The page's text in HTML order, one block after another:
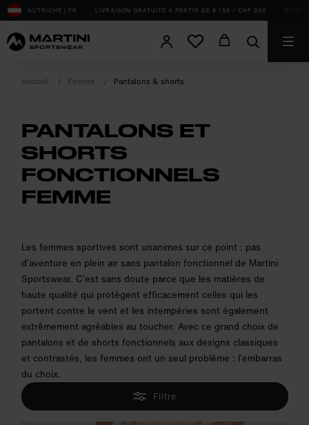
sr.Table Of Content
AUTRICHE | FR LIVRAISON GRATUITE À PARTIR DE € 150 / CHF 200
Accueil Femme Pantalons & shorts
PANTALONS ET
SHORTS
FONCTIONNELS
FEMME
Les femmes sportives sont unanimes sur ce point : pas
d’aventure en plein air sans pantalon fonctionnel de Martini
Sportswear. C’est sans doute parce que les matières de
haute qualité qui protègent efficacement celles qui les
portent contre le vent et les intempéries sont également
extrêmement agréables au toucher. Avec ce grand choix de
pantalons et de shorts fonctionnels aux designs classiques
et contrastés, les femmes ont un seul problème : l’embarras
du choix.
Filtre